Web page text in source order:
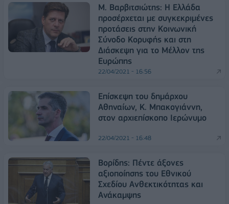
Μ. Βαρβιτσιώτης: Η Ελλάδα
προσέρχεται με συγκεκριμένες
προτάσεις στην Κοινωνική
Σύνοδο Κορυφής και στη
Διάσκεψη για το Μέλλον της
Ευρώπης
22/04/2021 - 16:56
Επίσκεψη του δημάρχου
Αθηναίων, Κ. Μπακογιάννη,
στον αρχιεπίσκοπο Ιερώνυμο
22/04/2021 - 16:48
Βορίδης: Πέντε άξονες
αξιοποίησης του Εθνικού
Σχεδίου Ανθεκτικότητας και
Ανάκαμψης